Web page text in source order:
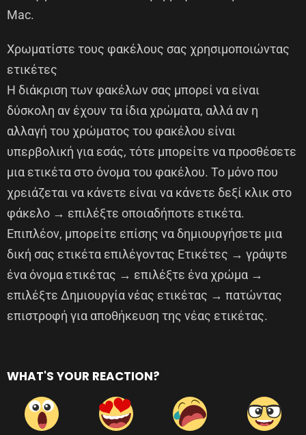
Mac.
Χρωματίστε τους φακέλους σας χρησιμοποιώντας
ετικέτες
Η διάκριση των φακέλων σας μπορεί να είναι
δύσκολη αν έχουν τα ίδια χρώματα, αλλά αν η
αλλαγή του χρώματος του φακέλου είναι
υπερβολική για εσάς, τότε μπορείτε να προσθέσετε
μια ετικέτα στο όνομα του φακέλου. Το μόνο που
χρειάζεται να κάνετε είναι να κάνετε δεξί κλικ στο
φάκελο → επιλέξτε οποιαδήποτε ετικέτα.
Επιπλέον, μπορείτε επίσης να δημιουργήσετε μια
δική σας ετικέτα επιλέγοντας Ετικέτες → γράψτε
ένα όνομα ετικέτας → επιλέξτε ένα χρώμα →
επιλέξτε Δημιουργία νέας ετικέτας → πατώντας
επιστροφή για αποθήκευση της νέας ετικέτας.
WHAT'S YOUR REACTION?